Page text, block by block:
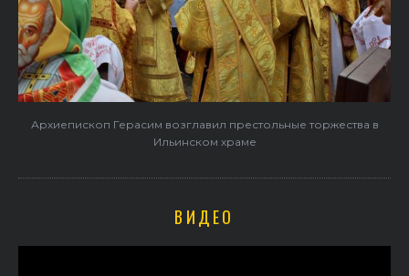
Архиепископ Герасим возглавил престольные торжества в
Ильинском храме
ВИДЕО